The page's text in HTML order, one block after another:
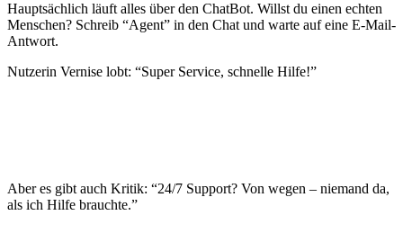
Hauptsächlich läuft alles über den ChatBot. Willst du einen echten
Menschen? Schreib “Agent” in den Chat und warte auf eine E-Mail-
Antwort.
Nutzerin Vernise lobt: “Super Service, schnelle Hilfe!”
Aber es gibt auch Kritik: “24/7 Support? Von wegen – niemand da,
als ich Hilfe brauchte.”